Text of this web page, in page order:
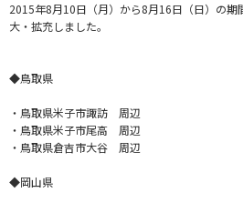
2015年8月10日（月）から8月16日（日）の期
大・拡充しました。
◆鳥取県
・鳥取県米子市諏訪 周辺
・鳥取県米子市尾高 周辺
・鳥取県倉吉市大谷 周辺
◆岡山県